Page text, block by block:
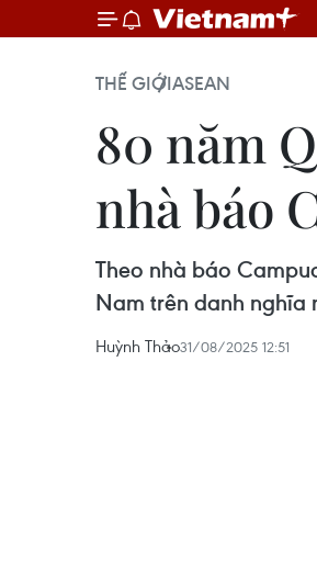
THẾ GIỚIASEAN
80 năm
nhà báo
Theo nhà báo
Nam trên danh nghĩa
Huỳnh Thảo31/08/2025 12:51